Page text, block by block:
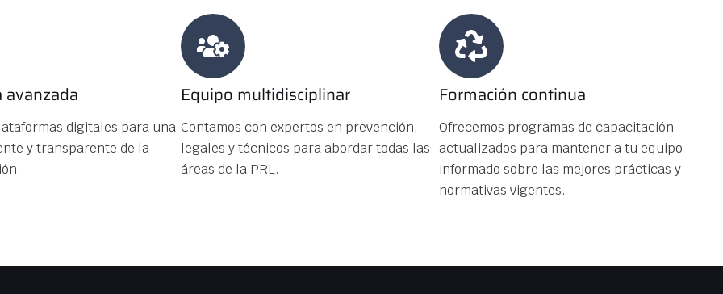
avanzada
digitales para una
y transparente de la
Equipo multidisciplinar
Contamos con expertos en prevención,
legales y técnicos para abordar todas las
áreas de la PRL.​
Formación continua
Ofrecemos programas de capacitación
actualizados para mantener a tu equipo
informado sobre las mejores prácticas y
normativas vigentes.​